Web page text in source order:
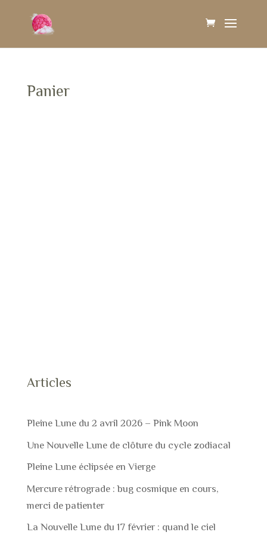
Panier
Articles
Pleine Lune du 2 avril 2026 – Pink Moon
Une Nouvelle Lune de clôture du cycle zodiacal
Pleine Lune éclipsée en Vierge
Mercure rétrograde : bug cosmique en cours,
merci de patienter
La Nouvelle Lune du 17 février : quand le ciel